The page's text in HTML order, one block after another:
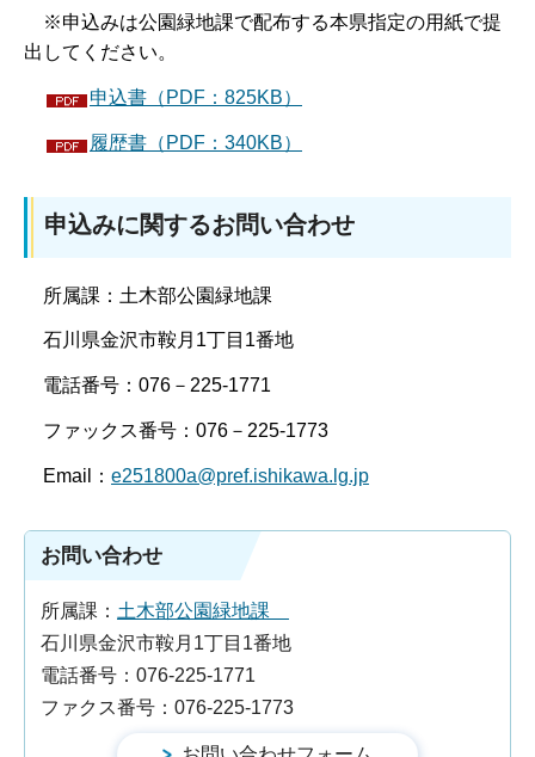
※申込みは公園緑地課で配布する本県指定の用紙で提
出してください。
申込書（PDF：825KB）
履歴書（PDF：340KB）
申込みに関するお問い合わせ
所属課：土木部公園緑地課
石川県金沢市鞍月1丁目1番地
電話番号：076－225-1771
ファックス番号：076－225-1773
Email： e251800a@pref.ishikawa.lg.jp
お問い合わせ
所属課： 土木部公園緑地課
石川県金沢市鞍月1丁目1番地
電話番号：076-225-1771
ファクス番号：076-225-1773